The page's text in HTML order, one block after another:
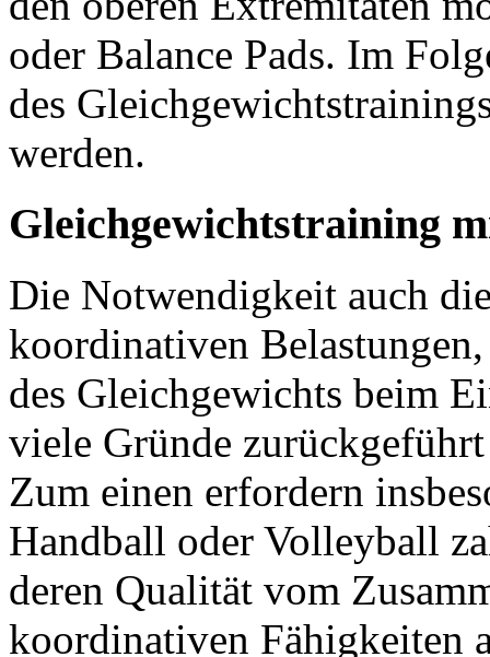
oder Balance Pads. Im
des
werden.
Gleichgewichtstraining
Die Notwendigkeit auch
koordinativen
des Gleichgewichts beim
viele Gründe
Zum einen erfordern
Handball oder Volleyball
deren Qualität vom
koordinativen Fähigkeiten